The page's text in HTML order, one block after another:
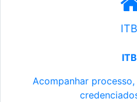
Acompanhar